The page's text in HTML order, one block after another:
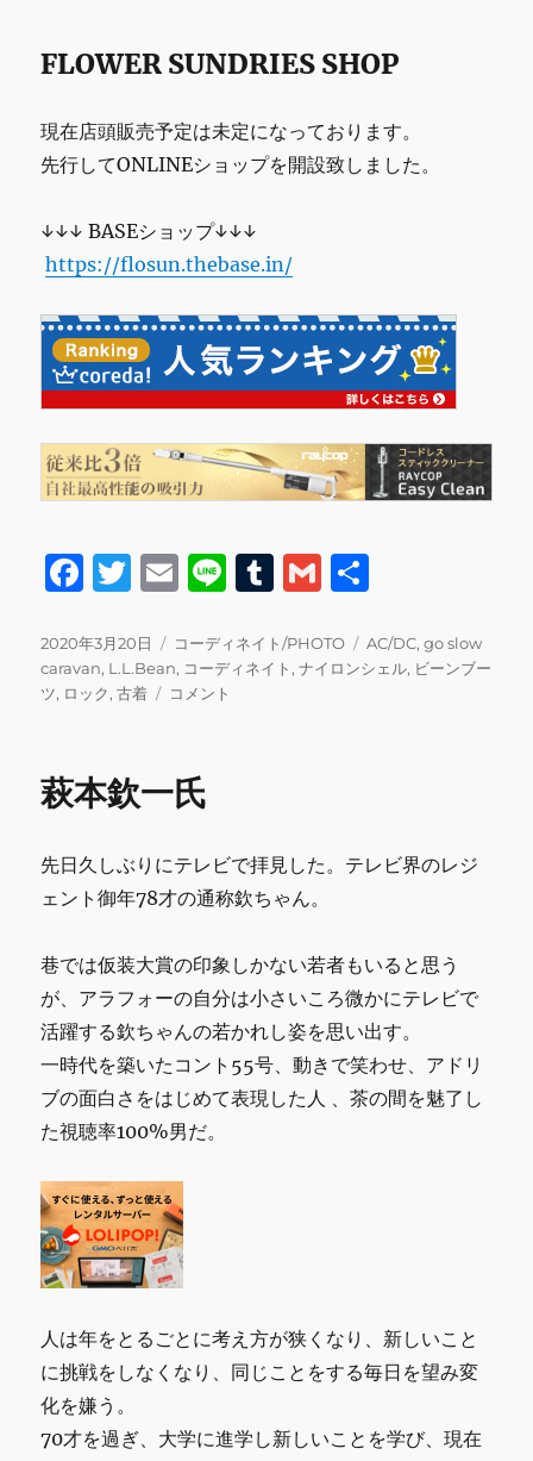
FLOWER SUNDRIES SHOP
現在店頭販売予定は未定になっております。
先行してONLINEショップを開設致しました。
↓↓↓ BASEショップ↓↓↓
https://flosun.thebase.in/
F
c
e
o
o
T
it
te
E
ai
l
Li
e
T
m
bl
G
ai
l
投
稿
日:
2020年3月20日
カ
テ
ゴ
コーディネイト/PHOTO
タ
グ
AC/DC,go slow
caravan, L.L.Bean, コーディネイト ,ナイロンシェル, ビーンブー
ツ, ロック,古着
USED
ィ
ト
に
コメント
萩本欽一氏
先日久しぶりにテレビで拝見した。テレビ界のレジ
ェント御年78才の通称欽ちゃん。
巷では仮装大賞の印象しかない若者もいると思う
が、アラフォーの自分は小さいころ微かにテレビで
活躍する欽ちゃんの若かれし姿を思い出す。
一時代を築いたコント55号、動きで笑わせ、アドリ
ブの面白さをはじめて表現した人 、茶の間を魅了し
た視聴率100%男だ。
人は年をとるごとに考え方が狭くなり、新しいこと
に挑戦をしなくなり、同じことをする毎日を望み変
化を嫌う。
70才を過ぎ、大学に進学し新しいことを学び、現在